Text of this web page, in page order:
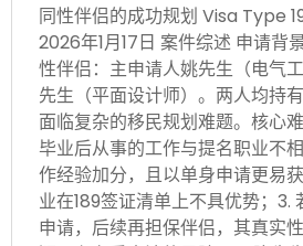
同性伴侣的成功规划 Visa Type
2026年1月17日 案件综述 申请背
性伴侣：主申请人姚先生（电气
先生（平面设计师）。两人均持
面临复杂的移民规划难题。核心
毕业后从事的工作与提名职业不
作经验加分，且以单身申请更易
业在189签证清单上不具优势；3.
申请，后续再担保伴侣，其真实